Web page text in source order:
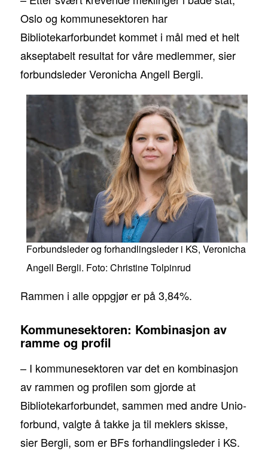
Oslo og kommunesektoren har
Bibliotekarforbundet kommet i mål med et helt
akseptabelt resultat for våre medlemmer, sier
forbundsleder Veronicha Angell Bergli.
Forbundsleder og forhandlingsleder i KS, Veronicha
Angell Bergli. Foto: Christine Tolpinrud
Rammen i alle oppgjør er på 3,84%.
Kommunesektoren: Kombinasjon av
ramme og profil
– I kommunesektoren var det en kombinasjon
av rammen og profilen som gjorde at
Bibliotekarforbundet, sammen med andre Unio-
forbund, valgte å takke ja til meklers skisse,
sier Bergli, som er BFs forhandlingsleder i KS.